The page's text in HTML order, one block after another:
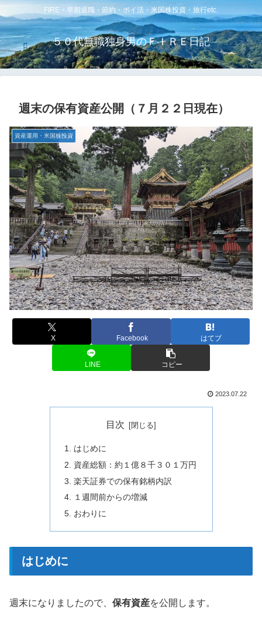
FIRE・早期退職・節約・ポイ活・米国株投資・旅行etc.
５０代無職独身男のＦＩＲＥ日記
週末の保有資産公開（７月２２日現在）
資産運用・米国株投資
X Facebook はてブ
LINE コピー
2023.07.22
目次
はじめに
資産総額：約１億８千３０１万円
楽天証券での保有銘柄内訳
１週間前からの増減
おわりに
はじめに
週末になりましたので、 保有資産を公開します。